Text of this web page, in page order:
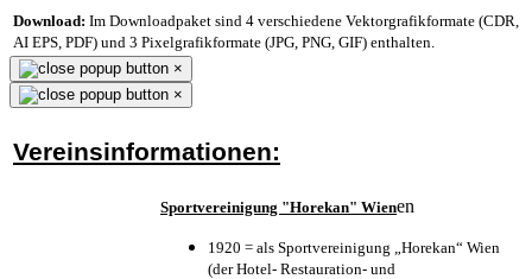
Download: Im Downloadpaket sind 4 verschiedene Vektorgrafikformate (CDR,
AI EPS, PDF) und 3 Pixelgrafikformate (JPG, PNG, GIF) enthalten.
×
×
Vereinsinformationen:
Sportvereinigung "Horekan" Wienen
1920 = als Sportvereinigung „Horekan“ Wien
(der Hotel- Restauration- und